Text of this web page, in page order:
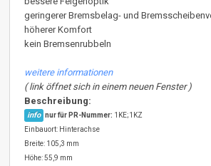
geringerer Bremsbelag- und
höherer Komfort
kein Bremsenrubbeln
weitere informationen
( link öffnet sich in einem neuen Fenster )
Beschreibung:
info nur für PR-Nummer: 1KE;1KZ
Einbauort: Hinterachse
Breite: 105,3 mm
Höhe: 55,9 mm